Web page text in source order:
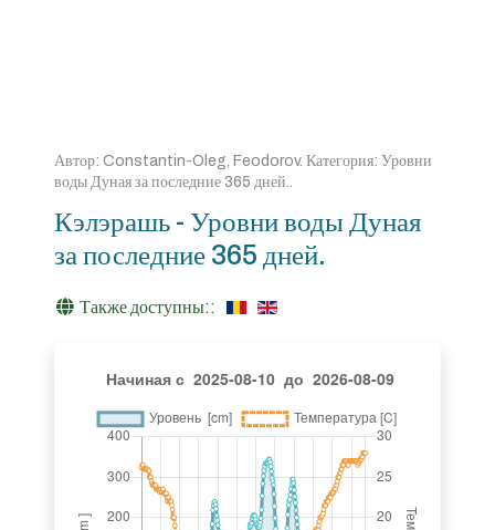
Автор: Constantin-Oleg, Feodorov. Категория: Уровни
воды Дуная за последние 365 дней..
Кэлэрашь - Уровни воды Дуная
за последние 365 дней.
Также доступны::